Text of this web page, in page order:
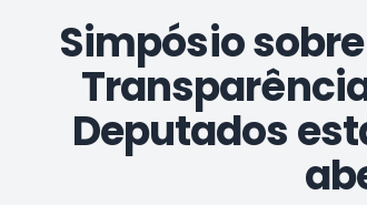
Simpósio
Deputados